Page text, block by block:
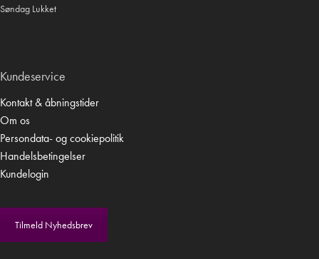
Søndag Lukket
Kundeservice
Kontakt & åbningstider
Om os
Persondata- og cookiepolitik
Handelsbetingelser
Kundelogin
Tilmeld Nyhedsbrev